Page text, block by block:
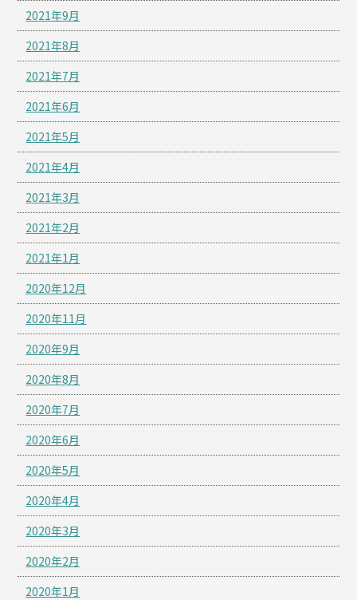
2021年9月
2021年8月
2021年7月
2021年6月
2021年5月
2021年4月
2021年3月
2021年2月
2021年1月
2020年12月
2020年11月
2020年9月
2020年8月
2020年7月
2020年6月
2020年5月
2020年4月
2020年3月
2020年2月
2020年1月